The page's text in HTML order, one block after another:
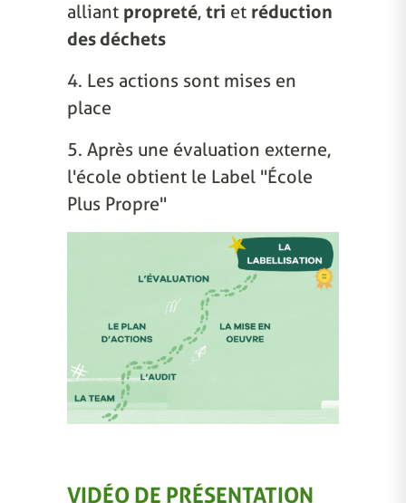
alliant propreté, tri et réduction
des déchets
4. Les actions sont mises en
place
5. Après une évaluation externe,
l'école obtient le Label "École
Plus Propre"
VIDÉO DE PRÉSENTATION